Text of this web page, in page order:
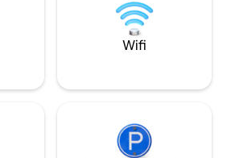
una experiencia de
al mar. Disfruta
partes.
que necesitan
Wifi